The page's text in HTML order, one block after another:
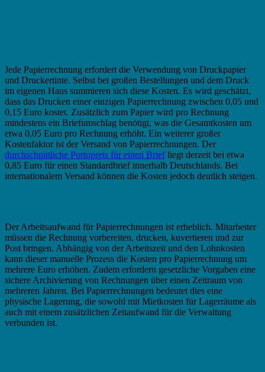
Jede Papierrechnung erfordert die Verwendung von Druckpapier
und Druckertinte. Selbst bei großen Bestellungen und dem Druck
im eigenen Haus summieren sich diese Kosten. Es wird geschätzt,
dass das Drucken einer einzigen Papierrechnung zwischen 0,05 und
0,15 Euro kostet. Zusätzlich zum Papier wird pro Rechnung
mindestens ein Briefumschlag benötigt, was die Gesamtkosten um
etwa 0,05 Euro pro Rechnung erhöht. Ein weiterer großer
Kostenfaktor ist der Versand von Papierrechnungen. Der
durchschnittliche Portopreis für einen Briefliegt derzeit bei etwa
0,85 Euro für einen Standardbrief innerhalb Deutschlands. Bei
internationalem Versand können die Kosten jedoch deutlich steigen.
Der Arbeitsaufwand für Papierrechnungen ist erheblich. Mitarbeiter
müssen die Rechnung vorbereiten, drucken, kuvertieren und zur
Post bringen. Abhängig von der Arbeitszeit und den Lohnkosten
kann dieser manuelle Prozess die Kosten pro Papierrechnung um
mehrere Euro erhöhen. Zudem erfordern gesetzliche Vorgaben eine
sichere Archivierung von Rechnungen über einen Zeitraum von
mehreren Jahren. Bei Papierrechnungen bedeutet dies eine
physische Lagerung, die sowohl mit Mietkosten für Lagerräume als
auch mit einem zusätzlichen Zeitaufwand für die Verwaltung
verbunden ist.